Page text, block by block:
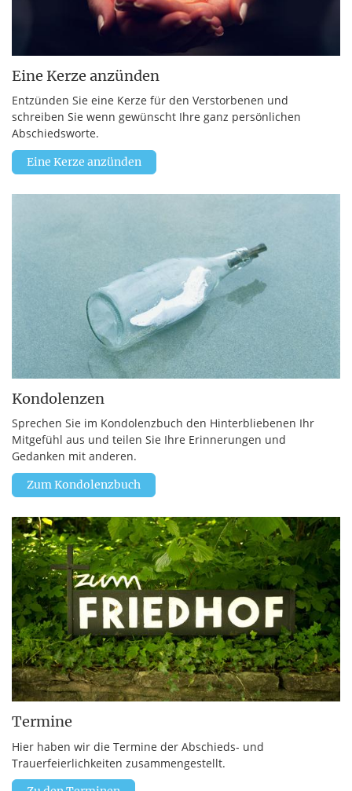
Eine Kerze anzünden
Entzünden Sie eine Kerze für den Verstorbenen und
schreiben Sie wenn gewünscht Ihre ganz persönlichen
Abschiedsworte.
Eine Kerze anzünden
Kondolenzen
Sprechen Sie im Kondolenzbuch den Hinterbliebenen Ihr
Mitgefühl aus und teilen Sie Ihre Erinnerungen und
Gedanken mit anderen.
Zum Kondolenzbuch
Termine
Hier haben wir die Termine der Abschieds- und
Trauerfeierlichkeiten zusammengestellt.